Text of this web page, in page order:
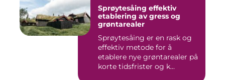
Sprøytesåing effektiv
etablering av gress og
grøntarealer
Sprøytesåing er en rask og
effektiv metode for å
etablere nye grøntarealer på
korte tidsfrister og k...